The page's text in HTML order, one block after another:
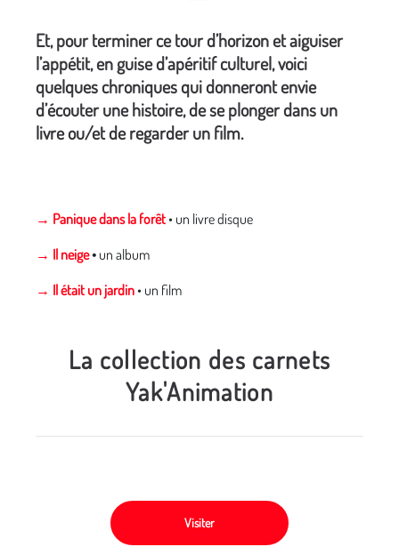
Et, pour terminer ce tour d’horizon et aiguiser
l’appétit, en guise d’apéritif culturel, voici
quelques chroniques qui donneront envie
d’écouter une histoire, de se plonger dans un
livre ou/et de regarder un film.
→ Panique dans la forêt• un livre disque
→ Il neige• un album
→ Il était un jardin• un film
La collection des carnets
Yak'Animation
Visiter